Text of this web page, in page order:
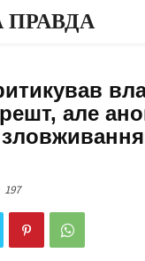
ПРАВДА
але
197